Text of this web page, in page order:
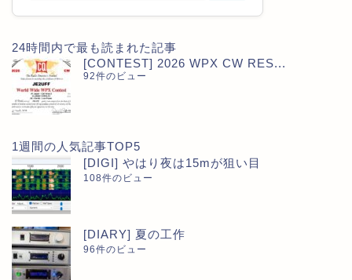
24時間内で最も読まれた記事
[CONTEST] 2026 WPX CW RES...
92件のビュー
1週間の人気記事TOP5
[DIGI] やはり夜は15mが狙い目
108件のビュー
[DIARY] 夏の工作
96件のビュー